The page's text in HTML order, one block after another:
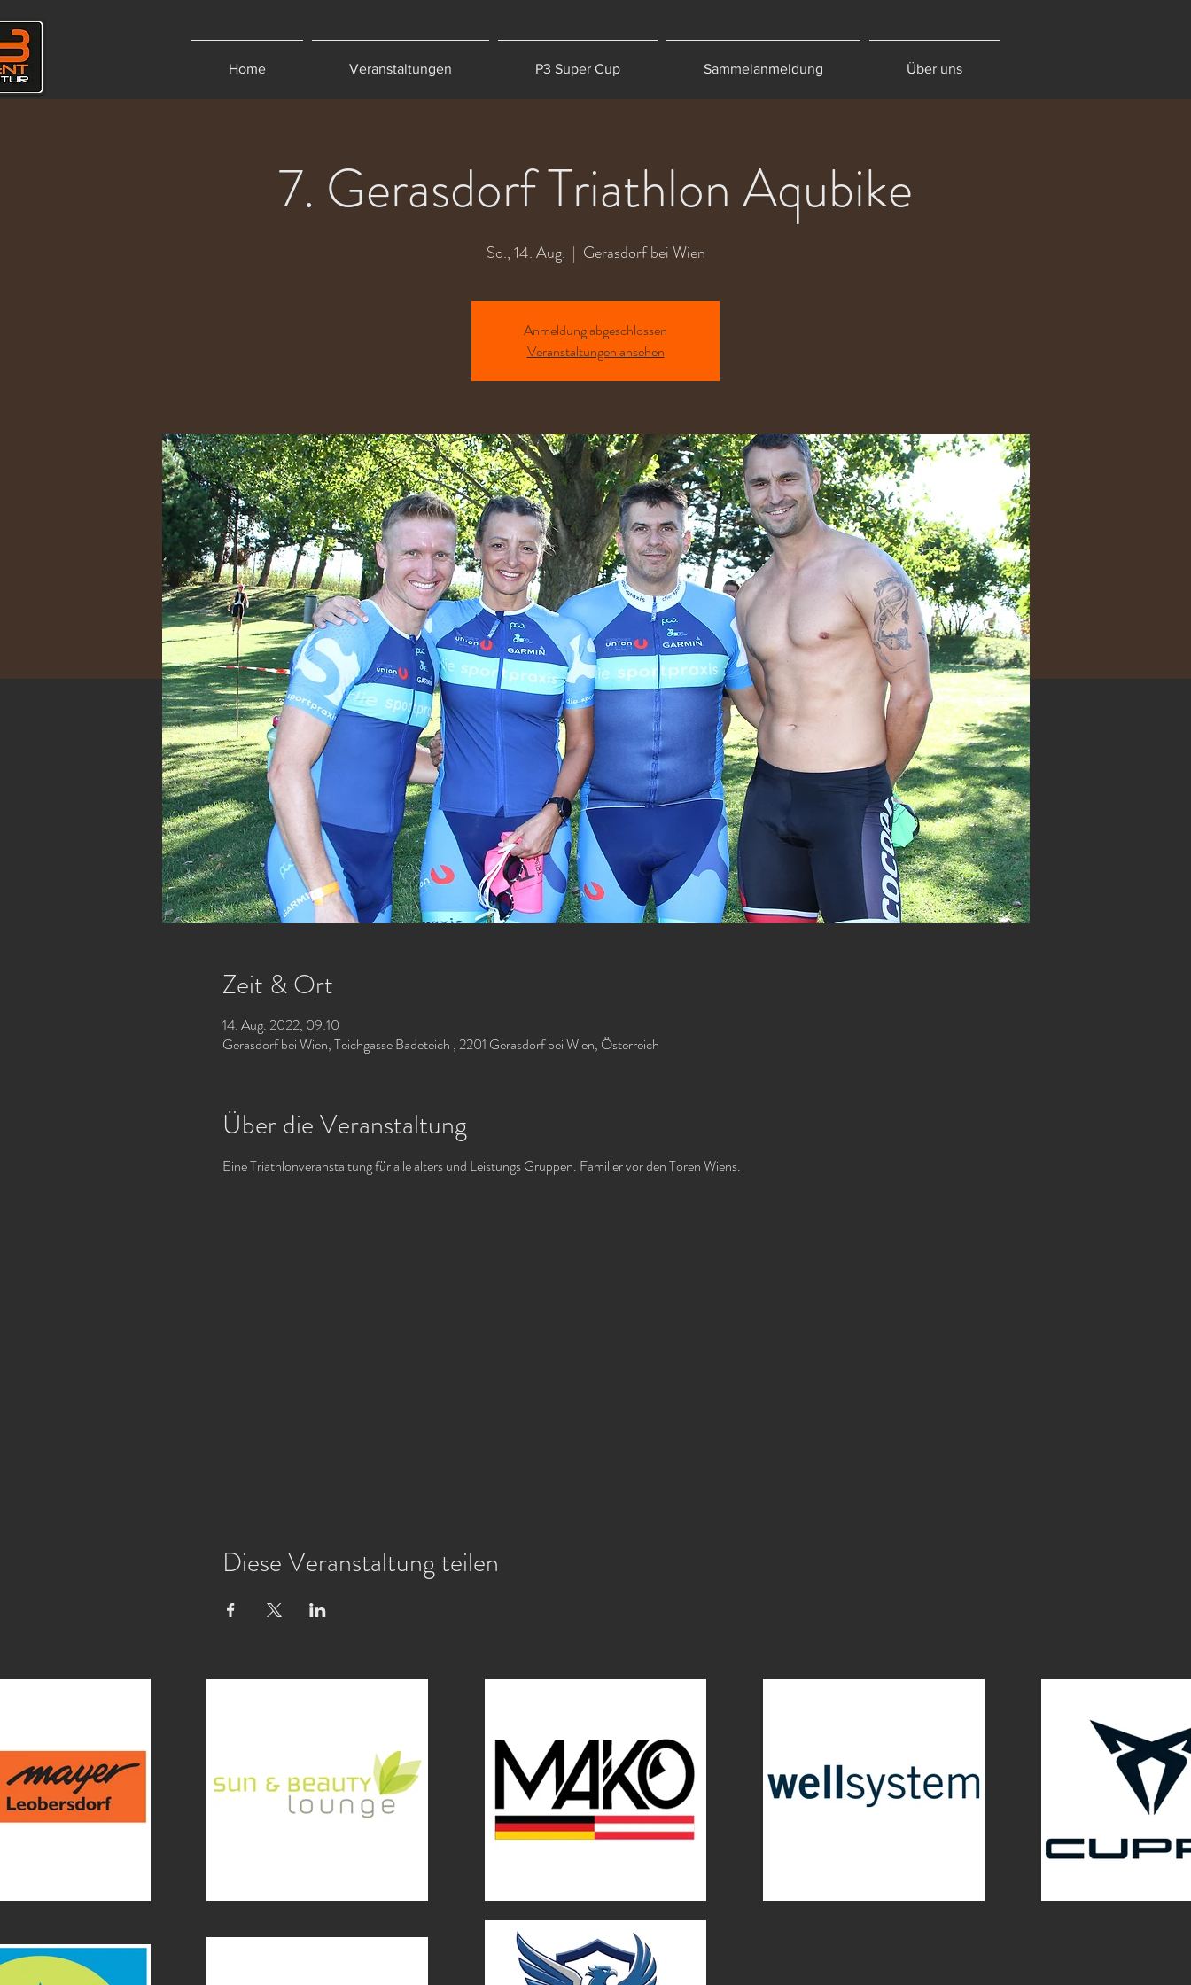
Home Veranstaltungen P3 Super Cup Sammelanmeldung Über uns
7. Gerasdorf Triathlon Aqubike
So., 14. Aug.
  |
Gerasdorf bei Wien
Anmeldung abgeschlossen
Veranstaltungen ansehen
Zeit & Ort
14. Aug. 2022, 09:10
Gerasdorf bei Wien, Teichgasse Badeteich , 2201 Gerasdorf bei Wien, Österreich
Über die Veranstaltung
Eine Triathlonveranstaltung für alle alters und Leistungs Gruppen. Familier vor den Toren Wiens.
Diese Veranstaltung teilen